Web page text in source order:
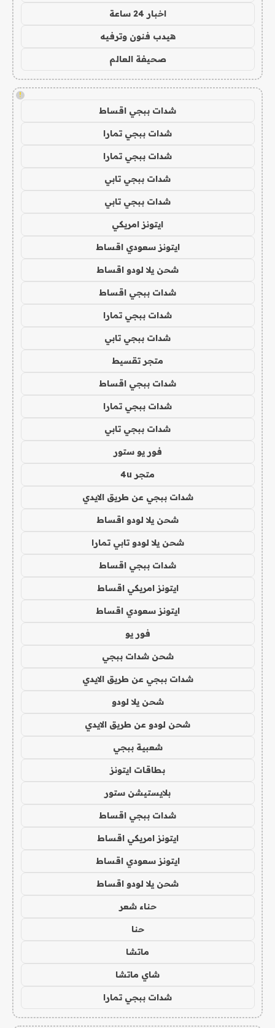
اخبار 24 ساعة
هيدب فنون وترفيه
صحيفة العالم
!
شدات ببجي اقساط
شدات ببجي تمارا
شدات ببجي تمارا
شدات ببجي تابي
شدات ببجي تابي
ايتونز امريكي
ايتونز سعودي اقساط
شحن يلا لودو اقساط
شدات ببجي اقساط
شدات ببجي تمارا
شدات ببجي تابي
متجر تقسيط
شدات ببجي اقساط
شدات ببجي تمارا
شدات ببجي تابي
فور يو ستور
متجر 4u
شدات ببجي عن طريق الايدي
شحن يلا لودو اقساط
شحن يلا لودو تابي تمارا
شدات ببجي اقساط
ايتونز امريكي اقساط
ايتونز سعودي اقساط
فور يو
شحن شدات ببجي
شدات ببجي عن طريق الايدي
شحن يلا لودو
شحن لودو عن طريق الايدي
شعبية ببجي
بطاقات ايتونز
بلايستيشن ستور
شدات ببجي اقساط
ايتونز امريكي اقساط
ايتونز سعودي اقساط
شحن يلا لودو اقساط
حناء شعر
حنا
ماتشا
شاي ماتشا
شدات ببجي تمارا